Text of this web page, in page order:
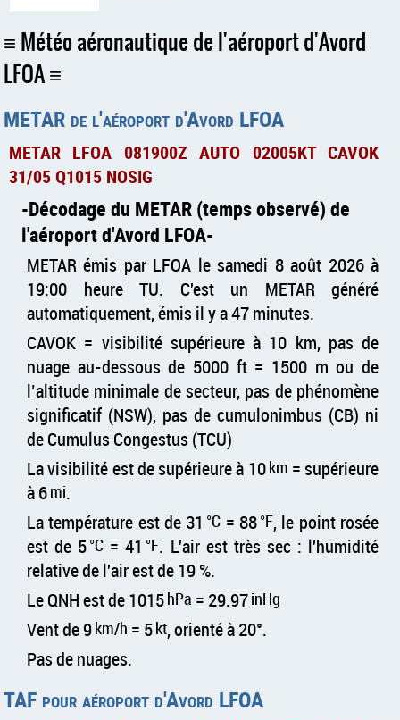
Météo aéronautique de l'aéroport d'Avord
LFOA
METAR de l'aéroport d'Avord LFOA
METAR LFOA 081900Z AUTO 02005KT CAVOK
31/05 Q1015 NOSIG
Décodage du METAR (temps observé) de
l'aéroport d'Avord LFOA
METAR émis par LFOA le samedi 8 août 2026 à
19:00 heure TU. C'est un METAR généré
automatiquement, émis il y a 47 minutes.
CAVOK = visibilité supérieure à 10 km, pas de
nuage au-dessous de 5000 ft = 1500 m ou de
l’altitude minimale de secteur, pas de phénomène
significatif (NSW), pas de cumulonimbus (CB) ni
de Cumulus Congestus (TCU)
La visibilité est de supérieure à 10km = supérieure
à 6mi.
La température est de 31 °C = 88°F, le point rosée
est de 5°C = 41 °F. L'air est très sec : l'humidité
relative de l'air est de 19 %.
Le QNH est de 1015hPa = 29.97inHg
Vent de 9km/h = 5kt, orienté à 20°.
Pas de nuages.
TAF pour aéroport d'Avord LFOA